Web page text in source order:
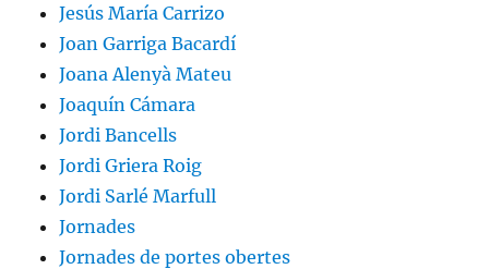
Jesús María Carrizo
Joan Garriga Bacardí
Joana Alenyà Mateu
Joaquín Cámara
Jordi Bancells
Jordi Griera Roig
Jordi Sarlé Marfull
Jornades
Jornades de portes obertes